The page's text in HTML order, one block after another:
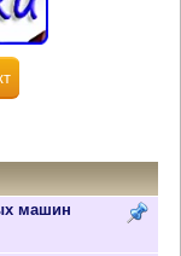
машин